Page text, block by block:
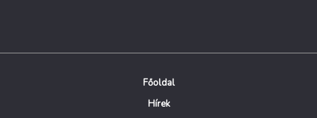
Főoldal
Hírek